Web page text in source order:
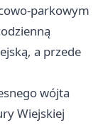
parkowym
a przede
wójta
Wiejskiej